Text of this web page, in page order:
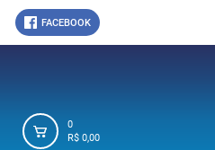
FACEBOOK
0
R$ 0,00